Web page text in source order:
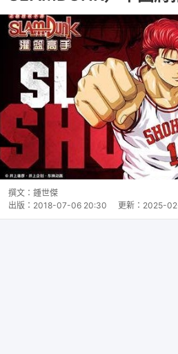
撰文： 鍾世傑
出版： 2018-07-06 20:30 更新： 2025-